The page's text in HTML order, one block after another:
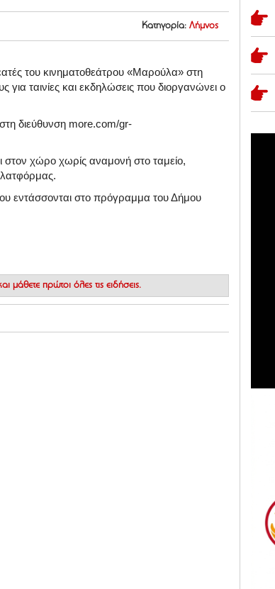
Κατηγορία: Λήμνος
του κινηματοθεάτρου «Μαρούλα» στη
για ταινίες και εκδηλώσεις που διοργανώνει ο
διεύθυνση more.com/gr-
στον χώρο χωρίς αναμονή στο ταμείο,
εντάσσονται στο πρόγραμμα του Δήμου
μάθετε πρώτοι όλες τις ειδήσεις.